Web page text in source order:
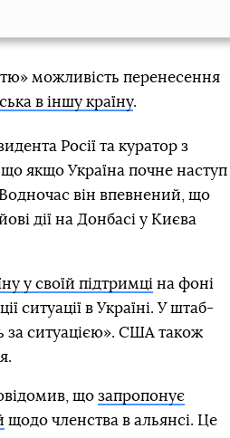
можливість перенесення
в іншу країну.
Росії та куратор з
якщо Україна почне наступ
він впевнений, що
дії на Донбасі у Києва
у своїй підтримці на фоні
ситуації в Україні. У штаб-
за ситуацією». США також
що запропонує
щодо членства в альянсі. Це